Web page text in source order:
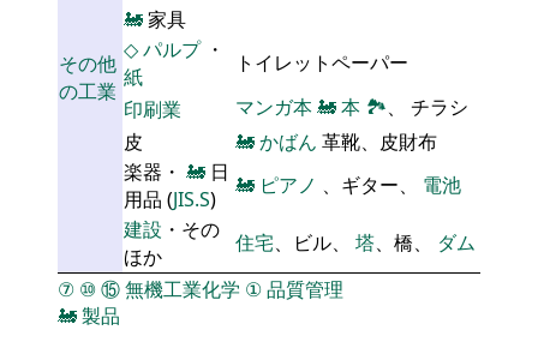
その他
の工業
🚂家具
◇パルプ・
紙
トイレットペーパー
印刷業
マンガ本🚂本 🏞、 チラシ
皮
🚂かばん 革靴、皮財布
楽器・ 🚂 日
用品 (JIS.S)
🚂 ピアノ 、ギター、 電池
建設 ・その
ほか
住宅、ビル、 塔、橋、 ダム
⑦ ⑩⑮無機工業化学 ①品質管理
🚂製品